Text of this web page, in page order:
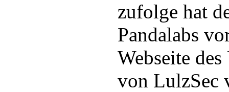
zufolge hat
Pandalabs
Webseite
von LulzSec